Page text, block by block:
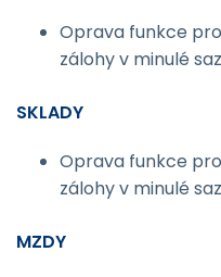
Oprava funkce
zálohy v minulé
SKLADY
Oprava funkce
zálohy v minulé
MZDY